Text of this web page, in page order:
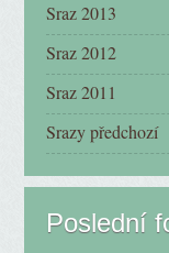
Sraz 2013
Sraz 2012
Sraz 2011
Srazy předchozí
Poslední